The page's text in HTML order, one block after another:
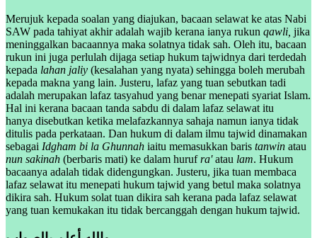
Merujuk kepada soalan yang diajukan, bacaan selawat ke atas Nabi
SAW pada tahiyat akhir adalah wajib kerana ianya rukun qawli, jika
meninggalkan bacaannya maka solatnya tidak sah. Oleh itu, bacaan
rukun ini juga perlulah dijaga setiap hukum tajwidnya dari terdedah
kepada lahan jaliy (kesalahan yang nyata) sehingga boleh merubah
kepada makna yang lain. Justeru, lafaz yang tuan sebutkan tadi
adalah merupakan lafaz tasyahud yang benar menepati syariat Islam.
Hal ini kerana bacaan tanda sabdu di dalam lafaz selawat itu
hanya disebutkan ketika melafazkannya sahaja namun ianya tidak
ditulis pada perkataan. Dan hukum di dalam ilmu tajwid dinamakan
sebagai Idgham bi la Ghunnah iaitu memasukkan baris tanwin atau
nun sakinah (berbaris mati) ke dalam hurufra'atau lam. Hukum
bacaanya adalah tidak didengungkan. Justeru, jika tuan membaca
lafaz selawat itu menepati hukum tajwid yang betul maka solatnya
dikira sah. Hukum solat tuan dikira sah kerana pada lafaz selawat
yang tuan kemukakan itu tidak bercanggah dengan hukum tajwid.